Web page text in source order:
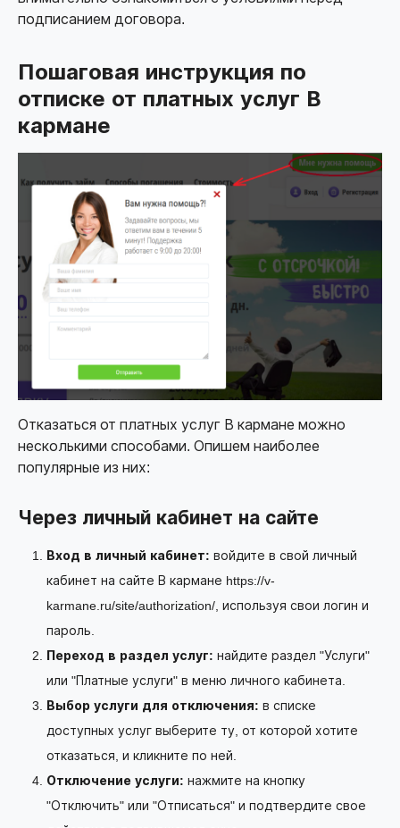
подписанием договора.
Пошаговая инструкция по
отписке от платных услуг В
кармане
Отказаться от платных услуг В кармане можно
несколькими способами. Опишем наиболее
популярные из них:
Через личный кабинет на сайте
Вход в личный кабинет: войдите в свой личный
кабинет на сайте В кармане https://v-
karmane.ru/site/authorization/, используя свои логин и
пароль.
Переход в раздел услуг: найдите раздел "Услуги"
или "Платные услуги" в меню личного кабинета.
Выбор услуги для отключения: в списке
доступных услуг выберите ту, от которой хотите
отказаться, и кликните по ней.
Отключение услуги: нажмите на кнопку
"Отключить" или "Отписаться" и подтвердите свое